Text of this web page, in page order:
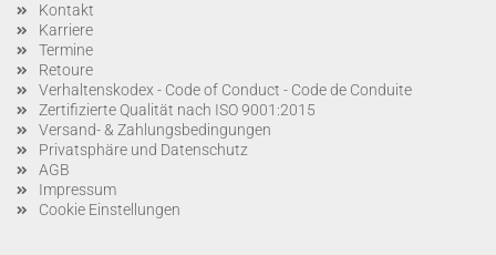
Kontakt
Karriere
Termine
Retoure
Verhaltenskodex - Code of Conduct - Code de Conduite
Zertifizierte Qualität nach ISO 9001:2015
Versand- & Zahlungsbedingungen
Privatsphäre und Datenschutz
AGB
Impressum
Cookie Einstellungen